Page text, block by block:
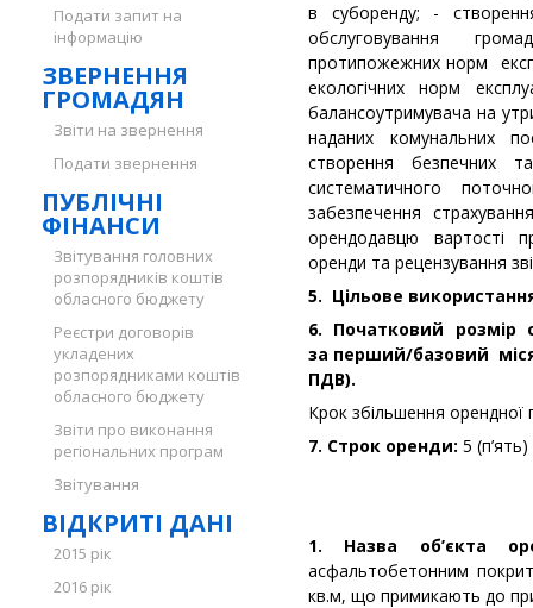
Подати запит на
інформацію
ЗВЕРНЕННЯ
ГРОМАДЯН
Звіти на звернення
Подати звернення
ПУБЛІЧНІ
ФІНАНСИ
Звітування головних
розпорядників коштів
обласного бюджету
Реєстри договорів
укладених
розпорядниками коштів
обласного бюджету
Звіти про виконання
регіональних програм
Звітування
ВІДКРИТІ ДАНІ
2015 рік
2016 рік
в суборенду; -
обслуговування
протипожежних норм
екологічних норм
балансоутримувача на
наданих комунальних
створення безпечних
систематичного
забезпечення
орендодавцю вартості
оренди та рецензування
5. Цільове
6. Початковий розмір
за перший/базовий
ПДВ).
Крок збільшення орендної
7. Строк оренди: 5 (п’ять)
1. Назва об’єкта
асфальтобетонним
кв.м, що примикають до